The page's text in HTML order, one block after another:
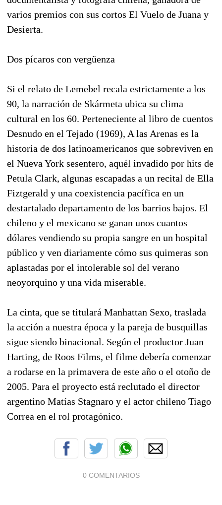
varios premios con sus cortos El Vuelo de Juana y
Desierta.
Dos pícaros con vergüenza
Si el relato de Lemebel recala estrictamente a los
90, la narración de Skármeta ubica su clima
cultural en los 60. Perteneciente al libro de cuentos
Desnudo en el Tejado (1969), A las Arenas es la
historia de dos latinoamericanos que sobreviven en
el Nueva York sesentero, aquél invadido por hits de
Petula Clark, algunas escapadas a un recital de Ella
Fiztgerald y una coexistencia pacífica en un
destartalado departamento de los barrios bajos. El
chileno y el mexicano se ganan unos cuantos
dólares vendiendo su propia sangre en un hospital
público y ven diariamente cómo sus quimeras son
aplastadas por el intolerable sol del verano
neoyorquino y una vida miserable.
La cinta, que se titulará Manhattan Sexo, traslada
la acción a nuestra época y la pareja de busquillas
sigue siendo binacional. Según el productor Juan
Harting, de Roos Films, el filme debería comenzar
a rodarse en la primavera de este año o el otoño de
2005. Para el proyecto está reclutado el director
argentino Matías Stagnaro y el actor chileno Tiago
Correa en el rol protagónico.
0 COMENTARIOS